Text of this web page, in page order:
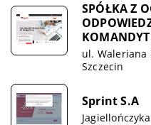
SPÓŁKA Z
ul. Waleriana
Szczecin
Sprint S.A